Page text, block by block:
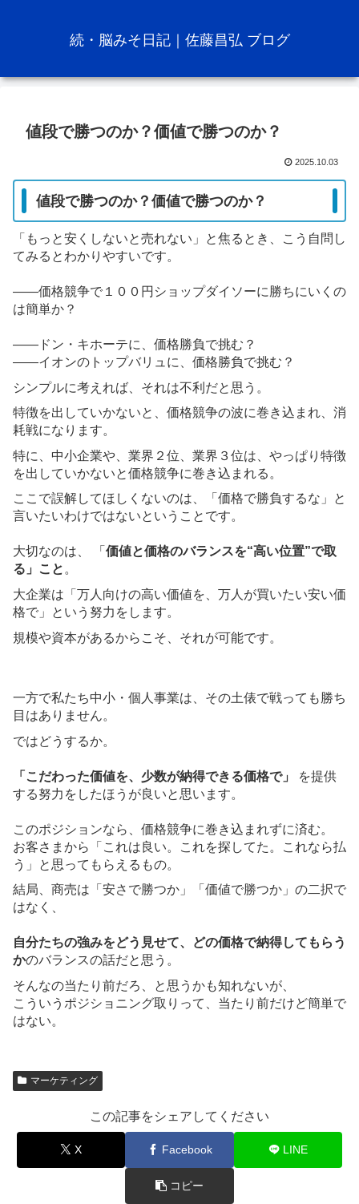
続・脳みそ日記｜佐藤昌弘 ブログ
値段で勝つのか？価値で勝つのか？
2025.10.03
値段で勝つのか？価値で勝つのか？
「もっと安くしないと売れない」と焦るとき、こう自問し
てみるとわかりやすいです。
――価格競争で１００円ショップダイソーに勝ちにいくの
は簡単か？
――ドン・キホーテに、価格勝負で挑む？
――イオンのトップバリュに、価格勝負で挑む？
シンプルに考えれば、それは不利だと思う。
特徴を出していかないと、価格競争の波に巻き込まれ、消
耗戦になります。
特に、中小企業や、業界２位、業界３位は、やっぱり特徴
を出していかないと価格競争に巻き込まれる。
ここで誤解してほしくないのは、「価格で勝負するな」と
言いたいわけではないということです。
大切なのは、 「 価値と価格のバランスを“高い位置”で取
る」こと。
大企業は「万人向けの高い価値を、万人が買いたい安い価
格で」という努力をします。
規模や資本があるからこそ、それが可能です。
一方で私たち中小・個人事業は、その土俵で戦っても勝ち
目はありません。
ではどうするか。
「こだわった価値を、少数が納得できる価格で」
を提供
する努力をしたほうが良いと思います。
このポジションなら、価格競争に巻き込まれずに済む。
お客さまから「これは良い。これを探してた。これなら払
う」と思ってもらえるもの。
結局、商売は「安さで勝つか」「価値で勝つか」の二択で
はなく、
自分たちの強みをどう見せて、どの価格で納得してもらう
かのバランスの話だと思う。
そんなの当たり前だろ、と思うかも知れないが、
こういうポジショニング取りって、当たり前だけど簡単で
はない。
マーケティング
この記事をシェアしてください
X Facebook LINE
コピー